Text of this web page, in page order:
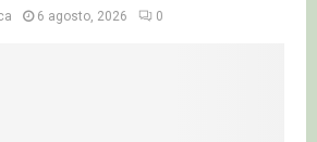
6 agosto, 2026 0